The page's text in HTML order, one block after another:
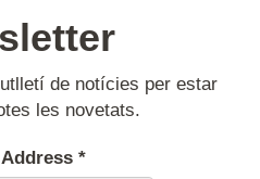
de notícies per estar
les novetats.
*